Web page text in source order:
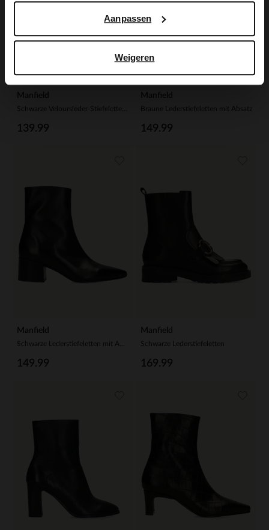
Aanpassen
Weigeren
Manfield
139.99
Manfield
Braune Lederstiefeletten mit Absatz
149.99
Manfield
149.99
Manfield
Schwarze Lederstiefeletten
169.99